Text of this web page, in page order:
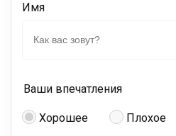
Имя
Ваши впечатления
Хорошее Плохое